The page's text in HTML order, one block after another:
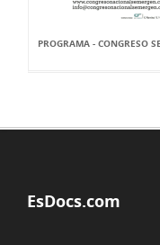
PROGRAMA - CONGRESO
EsDocs.com